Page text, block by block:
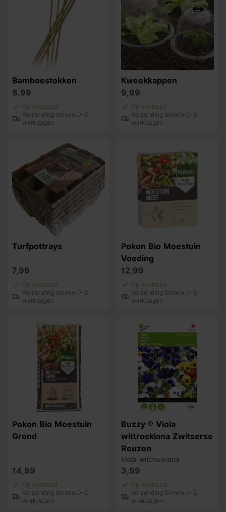
Bamboestokken
8,99
Op voorraad
Verzending binnen 0-2
werkdagen
Kweekkappen
9,99
Op voorraad
Verzending binnen 0-2
werkdagen
Turfpottrays
7,99
Op voorraad
Verzending binnen 0-2
werkdagen
Pokon Bio Moestuin
Voeding
12,99
Op voorraad
Verzending binnen 0-2
werkdagen
Pokon Bio Moestuin
Grond
14,99
Op voorraad
Verzending binnen 0-2
werkdagen
Buzzy ® Viola
wittrockiana Zwitserse
Reuzen
Viola wittrockiana
3,99
Op voorraad
Verzending binnen 0-2
werkdagen